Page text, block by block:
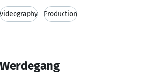
videography Production
Werdegang